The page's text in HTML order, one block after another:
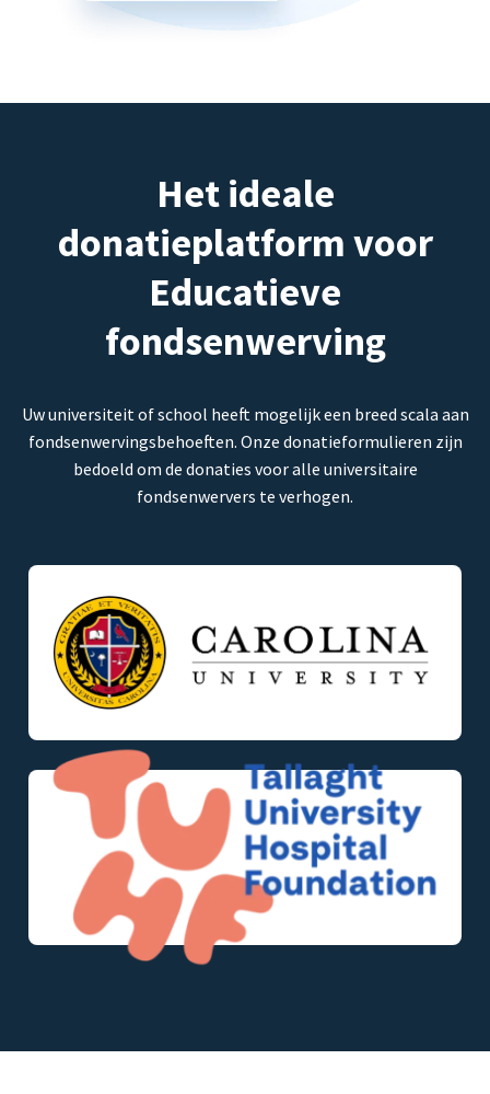
Het ideale
donatieplatform voor
Educatieve
fondsenwerving
Uw universiteit of school heeft mogelijk een breed scala aan
fondsenwervingsbehoeften. Onze donatieformulieren zijn
bedoeld om de donaties voor alle universitaire
fondsenwervers te verhogen.